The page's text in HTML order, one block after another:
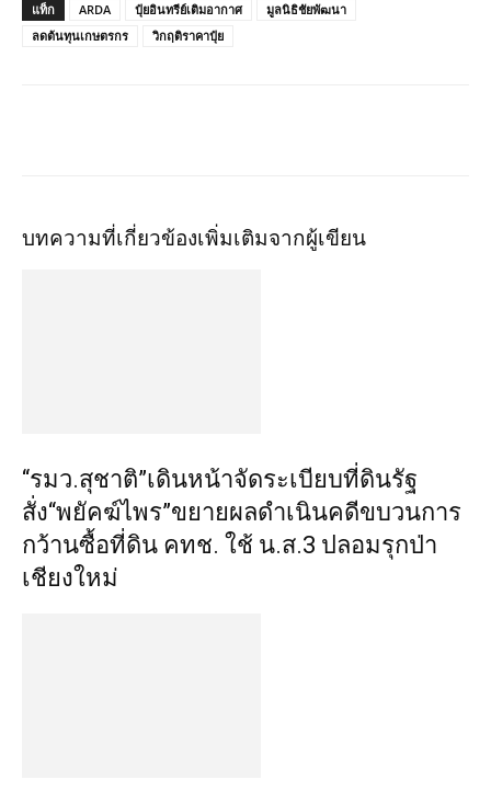
แท็ก ARDA ปุ๋ยอินทรีย์เติมอากาศ
มูลนิธิชัยพัฒนา
ลดต้นทุนเกษตรกร
วิกฤติราคาปุ๋ย
บทความที่เกี่ยวข้องเพิ่มเติมจากผู้เขียน
“รมว.สุชาติ”เดินหน้าจัดระเบียบที่ดินรัฐ
สั่ง“พยัคฆ์ไพร”ขยายผลดำเนินคดีขบวนการ
กว้านซื้อที่ดิน คทช. ใช้ น.ส.3 ปลอมรุกป่า
เชียงใหม่